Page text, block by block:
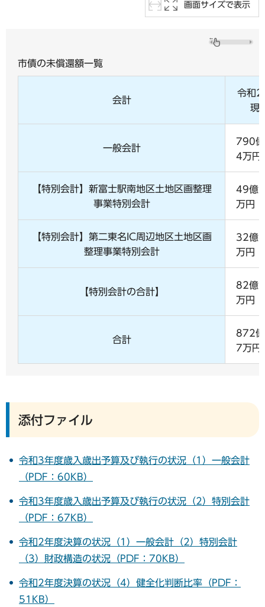
画面サイズで表示
市債の未償還額一覧
会計
令和2
現
一般会計
790
4万円
【特別会計】新富士駅南地区土地区画整理
事業特別会計
49億
万円
【特別会計】第二東名IC周辺地区土地区画
整理事業特別会計
32億
万円
【特別会計の合計】
82億
万円
合計
872
7万円
添付ファイル
令和3年度歳入歳出予算及び執行の状況（1）一般会計
（PDF：60KB）
令和3年度歳入歳出予算及び執行の状況（2）特別会計
（PDF：67KB）
令和2年度決算の状況（1）一般会計（2）特別会計
（3）財政構造の状況（PDF：70KB）
令和2年度決算の状況（4）健全化判断比率（PDF：
51KB）